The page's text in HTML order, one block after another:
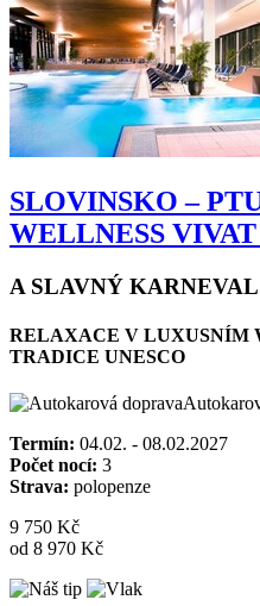
SLOVINSKO –
WELLNESS
A SLAVNÝ
RELAXACE V LUXUSNÍM
TRADICE UNESCO
Termín: 04.02. - 08.02.2027
Počet nocí: 3
Strava: polopenze
9 750 Kč
od 8 970 Kč